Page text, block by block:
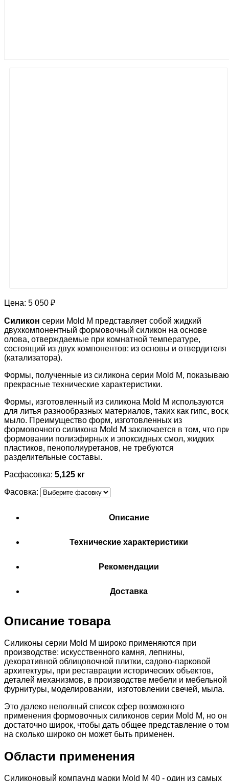
Цена: 5 050 ₽
Силикон серии Mold M представляет собой жидкий
двухкомпонентный формовочный силикон на основе
олова, отверждаемые при комнатной температуре,
состоящий из двух компонентов: из основы и отвердителя
(катализатора).
Формы, полученные из силикона серии Mold M,
прекрасные технические характеристики.
Формы, изготовленный из силикона Mold M используются
для литья разнообразных материалов, таких как гипс,
мыло. Преимущество форм, изготовленных из
формовочного силикона Mold M заключается в том, что
формовании полиэфирных и эпоксидных смол, жидких
пластиков, пенополиуретанов, не требуются
разделительные составы.
Расфасовка: 5,125 кг
Фасовка:
Описание
Технические характеристики
Рекомендации
Доставка
Описание товара
Силиконы серии Mold M широко применяются при
производстве: искусственного камня, лепнины,
декоративной облицовочной плитки, садово-парковой
архитектуры, при реставрации исторических объектов,
деталей механизмов, в производстве мебели и мебельной
фурнитуры, моделировании, изготовлении свечей, мыла.
Это далеко неполный список сфер возможного
применения формовочных силиконов серии Mold M, но он
достаточно широк, чтобы дать общее представление о
на сколько широко он может быть применен.
Области применения
Силиконовый компаунд марки Mold М 40 - один из самых